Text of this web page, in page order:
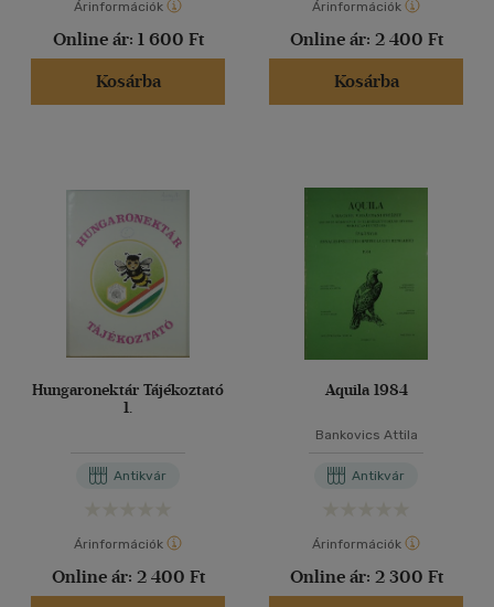
Árinformációk
Online ár: 1 600 Ft
Kosárba
Árinformációk
Online ár: 2 400 Ft
Kosárba
Hungaronektár Tájékoztató
1.
Antikvár
Árinformációk
Online ár: 2 400 Ft
Aquila 1984
Bankovics Attila
Antikvár
Árinformációk
Online ár: 2 300 Ft